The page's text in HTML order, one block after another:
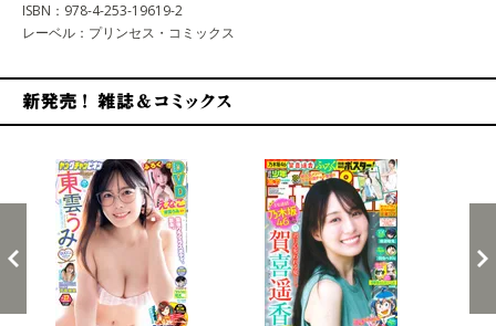
ISBN：978-4-253-19619-2
レーベル：プリンセス・コミックス